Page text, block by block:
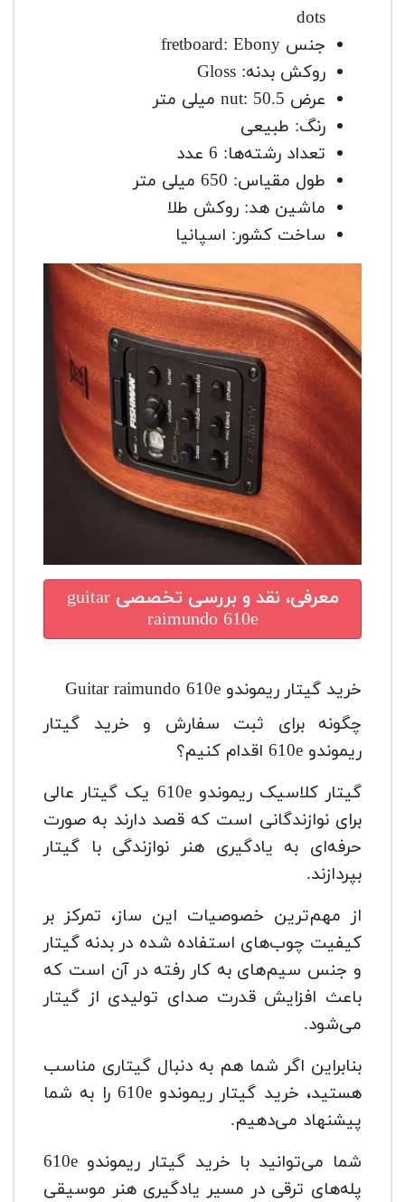
dots
جنس fretboard: Ebony
روکش بدنه: Gloss
عرض nut: 50.5 میلی متر
رنگ: طبیعی
تعداد رشته‌ها: 6 عدد
طول مقیاس: 650 میلی متر
ماشین هد: روکش طلا
ساخت کشور: اسپانیا
معرفی، نقد و بررسی تخصصیguitar
raimundo 610e
خرید گیتار ریموندو Guitar raimundo 610e
چگونه برای ثبت سفارش و خرید گیتار
ریموندو 610e اقدام کنیم؟
گیتار کلاسیک ریموندو 610e یک گیتار عالی
برای نوازندگانی است که قصد دارند به صورت
حرفه‌ای به یادگیری هنر نوازندگی با گیتار
بپردازند.
از مهم‌ترین خصوصیات این ساز، تمرکز بر
کیفیت چوب‌های استفاده شده در بدنه گیتار
و جنس سیم‌های به کار رفته در آن است که
باعث افزایش قدرت صدای تولیدی از گیتار
می‌شود.
بنابراین اگر شما هم به دنبال گیتاری مناسب
هستید، خرید گیتار ریموندو 610e را به شما
پیشنهاد می‌دهیم.
شما می‌توانید با خرید گیتار ریموندو 610e
پله‌های ترقی در مسیر یادگیری هنر موسیقی